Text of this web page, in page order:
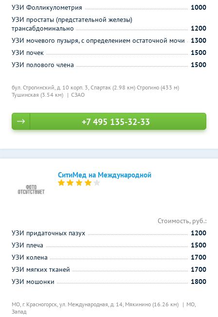
бул. Строгинский, д. 10 корп. 3, Спартак (2.98 км) Строгино (433 м)
Тушинская (3.54 км)
СЗАО
УЗИ Фолликулометрия
1000
УЗИ простаты (предстательной железы)
трансабдоминально
1200
УЗИ мочевого пузыря, с определением остаточной мочи
1300
УЗИ почек
1500
УЗИ полового члена
1500
+7 495 135-32-33
СитиМед на Международной
МО, г. Красногорск, ул. Международная, д. 14, Мякинино (16.26 км)
МО,
Запад
Стоимость, руб.:
УЗИ придаточных пазух
1200
УЗИ плеча
1500
УЗИ колена
1700
УЗИ мягких тканей
1700
УЗИ мошонки
1800